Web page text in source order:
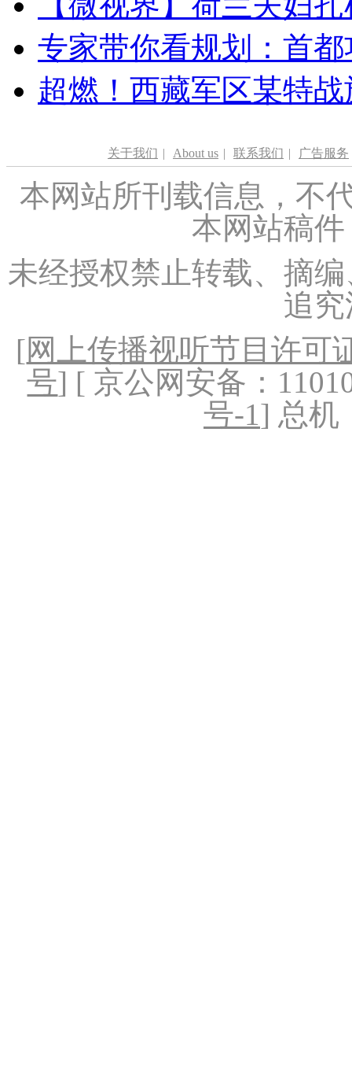
专家带你看规划：首
超燃！西藏军区某特
关于我们 | About us | 联系我们 | 广告服务
本网站所刊载信息，不
本网站稿
未经授权禁止转载、摘
追
[网上传播视听节目许可
号] [ 京公网安备：
号-1] 总机